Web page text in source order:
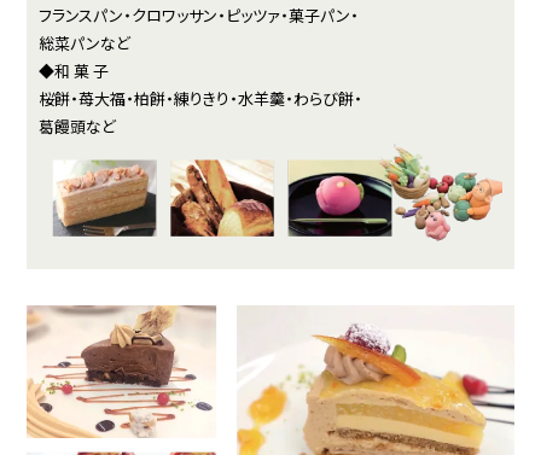
フランスパン・クロワッサン・ピッツァ・菓子パン・
総菜パンなど
◆和 菓 子
桜餅・苺大福・柏餅・練りきり・水羊羹・わらび餅・
葛饅頭など